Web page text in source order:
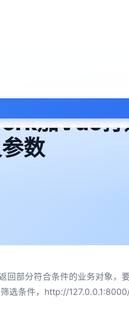
加Vue打
数
回部分符合条件的业务对象
选条件，http://